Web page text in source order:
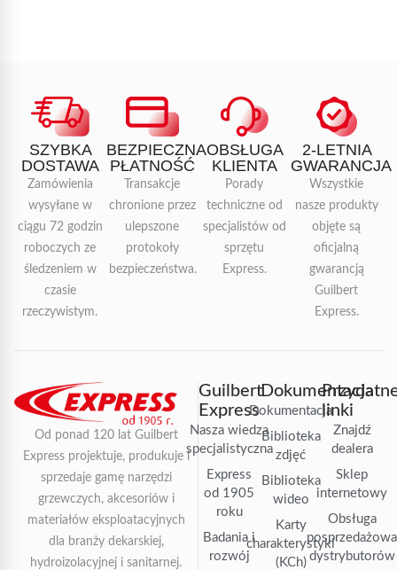
SZYBKA
DOSTAWA
Zamówienia
wysyłane w
ciągu 72 godzin
roboczych ze
śledzeniem w
czasie
rzeczywistym.
BEZPIECZNA
PŁATNOŚĆ
Transakcje
chronione przez
ulepszone
protokoły
bezpieczeństwa.
OBSŁUGA
KLIENTA
Porady
techniczne od
specjalistów od
sprzętu
Express.
2-LETNIA
GWARANCJA
Wszystkie
nasze produkty
objęte są
oficjalną
gwarancją
Guilbert
Express.
Od ponad 120 lat Guilbert
Express projektuje, produkuje i
sprzedaje gamę narzędzi
grzewczych, akcesoriów i
materiałów eksploatacyjnych
dla branży dekarskiej,
hydroizolacyjnej i sanitarnej.
Guilbert
Express
Nasza wiedza
specjalistyczna
Express
od 1905
roku
Badania i
rozwój
Dokumentacja
Dokumentacja
Biblioteka
zdjęć
Biblioteka
wideo
Karty
charakterystyki
(KCh)
linki
Znajdź
dealera
Sklep
internetowy
Obsługa
posprzedażowa
dystrybutorów